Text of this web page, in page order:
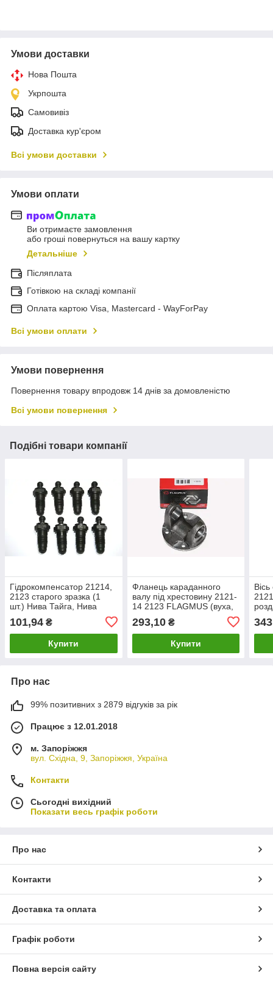
Умови доставки
Нова Пошта
Укрпошта
Самовивіз
Доставка кур'єром
Всі умови доставки
Умови оплати
Ви отримаєте замовлення
або гроші повернуться на вашу картку
Детальніше
Післяплата
Готівкою на складі компанії
Оплата картою Visa, Mastercard - WayForPay
Всі умови оплати
Умови повернення
Повернення товару впродовж 14 днів за домовленістю
Всі умови повернення
Подібні товари компанії
Гідрокомпенсатор 21214,
2123 старого зразка (1
шт.) Нива Тайга, Нива
101,94 ₴
Купити
Фланець караданного
валу під хрестовину 2121-
14 2123 FLAGMUS (вуха,
нива тайга
293,10₴
Купити
Про нас
99% позитивних з 2879 відгуків за рік
Працює з 12.01.2018
м. Запоріжжя
вул. Східна, 9, Запоріжжя, Україна
Контакти
Сьогодні вихідний
Показати весь графік роботи
Про нас
Контакти
Доставка та оплата
Графік роботи
Повна версія сайту